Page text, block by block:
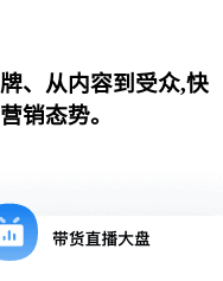
、从内容到受众,快
销态势。